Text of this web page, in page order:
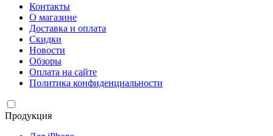
Контакты
О магазине
Доставка и оплата
Скидки
Новости
Обзоры
Оплата на сайте
Политика конфиденциальности
Продукция